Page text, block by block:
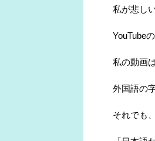
私が悲し
YouTube
私の動画
外国語の
それでも、